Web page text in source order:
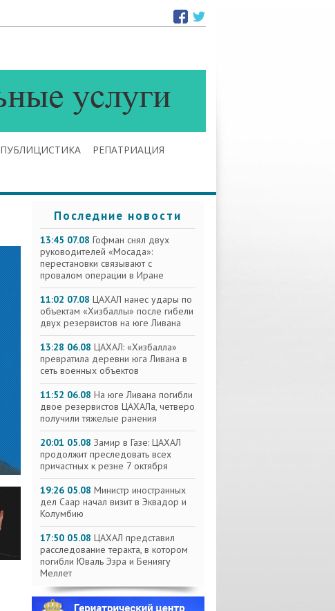
ПУБЛИЦИСТИКА РЕПАТРИАЦИЯ
Последние новости
13:45 07.08 Гофман снял двух
руководителей «Мосада»:
перестановки связывают с
провалом операции в Иране
11:02 07.08 ЦАХАЛ нанес удары по
объектам «Хизбаллы» после гибели
двух резервистов на юге Ливана
13:28 06.08 ЦАХАЛ: «Хизбалла»
превратила деревни юга Ливана в
сеть военных объектов
11:52 06.08 На юге Ливана погибли
двое резервистов ЦАХАЛа, четверо
получили тяжелые ранения
20:01 05.08 Замир в Газе: ЦАХАЛ
продолжит преследовать всех
причастных к резне 7 октября
19:26 05.08 Министр иностранных
дел Саар начал визит в Эквадор и
Колумбию
17:50 05.08 ЦАХАЛ представил
расследование теракта, в котором
погибли Юваль Эзра и Бениягу
Меллет